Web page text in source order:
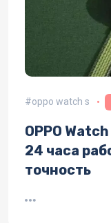
oppo watch s
OPPO
24 часа
точность